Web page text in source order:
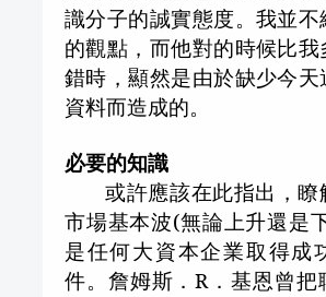
識分子的誠實態度。我並
的觀點，而他對的時候比我
錯時，顯然是由於缺少今天
資料而造成的。
必要的知識
或許應該在此指出，瞭
市場基本波(無論上升還是
是任何大資本企業取得成
件。詹姆斯．R ．基恩曾